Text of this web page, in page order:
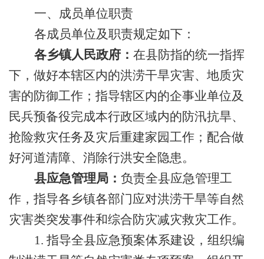
一、成员单位职责
各成员单位及职责规定如下：
各乡镇人民政府： 在县防指的统一指挥
下，做好本辖区内的洪涝干旱灾害、地质灾
害的防御工作；指导辖区内的企事业单位及
民兵预备役完成本行政区域内的防汛抗旱、
抢险救灾任务及灾后重建家园工作； 配合做
好河道清障、消除行洪安全隐患。
县应急管理局： 负责全县应急管理工
作，指导各乡镇各部门应对洪涝干旱等自然
灾害类突发事件和综合防灾减灾救灾工作。
1. 指导全县应急预案体系建设，组织编